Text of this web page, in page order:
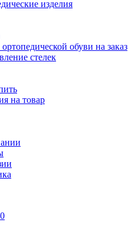
изделия
обуви на заказ
стелек
на товар
0